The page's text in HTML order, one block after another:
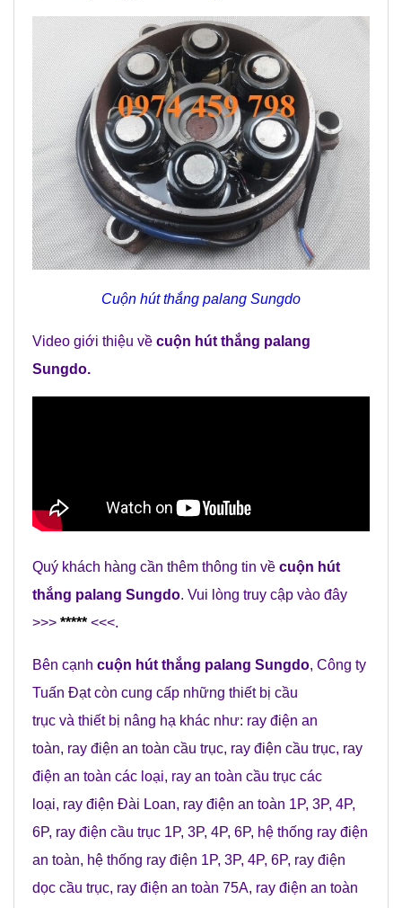
Cuộn hút thắng palang Sungdo
Video giới thiệu về cuộn hút thắng palang
Sungdo.
Quý khách hàng cần thêm thông tin về cuộn hút
thắng palang Sungdo. Vui lòng truy cập vào đây
>>> ***** <<<.
Bên cạnh cuộn hút thắng palang Sungdo, Công ty
Tuấn Đạtcòn cung cấp những thiết bị cầu
trục và thiết bị nâng hạ khác như: ray điện an
toàn, ray điện an toàn cầu trục, ray điện cầu trục, ray
điện an toàn các loại, ray an toàn cầu trục các
loại, ray điện Đài Loan, ray điện an toàn 1P, 3P, 4P,
6P, ray điện cầu trục 1P, 3P, 4P, 6P, hệ thống ray điện
an toàn, hệ thống ray điện 1P, 3P, 4P, 6P, ray điện
dọc cầu trục, ray điện an toàn 75A, ray điện an toàn